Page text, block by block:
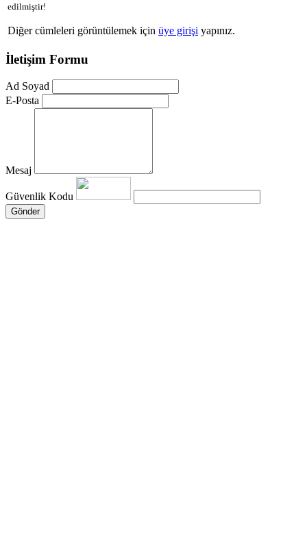
edilmiştir!
Diğer cümleleri görüntülemek için üye girişi yapınız.
İletişim Formu
Ad Soyad
E-Posta
Mesaj
Güvenlik Kodu
Gönder